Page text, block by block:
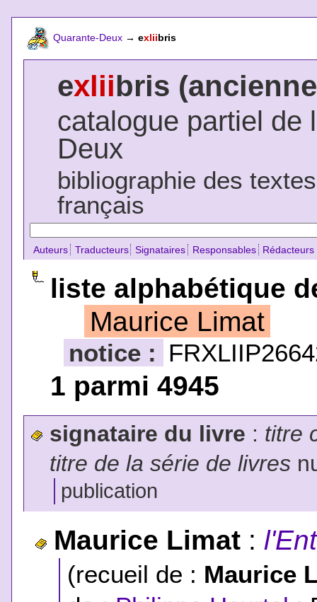
Quarante-Deux → exliibris
exliibris
catalogue partiel de
Deux
bibliographie des
français
Auteurs Traducteurs Signataires Responsables Rédacteurs
liste alphabétique
Maurice Limat
notice :
1 parmi 4945
signataire du livre : titre
titre de la série de livres
publication
Maurice Limat :
(recueil de : Maurice